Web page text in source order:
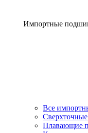
Импортные
Все
Плавающие